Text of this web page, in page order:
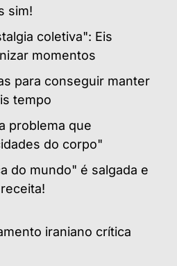
sim!
coletiva": Eis
momentos
para conseguir manter
tempo
problema que
do corpo"
do mundo" é salgada e
iraniano crítica